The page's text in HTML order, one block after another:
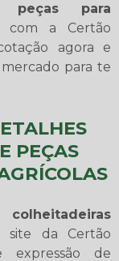
peças para
com a Certão
agora e
para te
PEÇAS
site da Certão
expressão de